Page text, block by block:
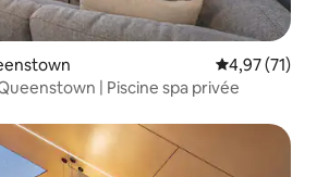
Évaluation
4,97 (71)
| Piscine spa privée